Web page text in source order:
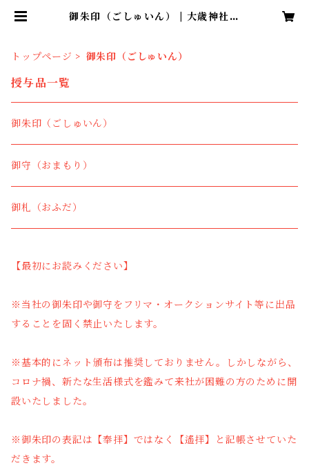
御朱印（ごしゅいん） | 大歳神社
トップページ 御朱印（ごしゅいん）
授与品一覧
御朱印（ごしゅいん）
御守（おまもり）
御札（おふだ）
【最初にお読みください】
※当社の御朱印や御守をフリマ・オークションサイト等に出品
することを固く禁止いたします。
※基本的にネット頒布は推奨しておりません。しかしながら、
コロナ禍、新たな生活様式を鑑みて来社が困難の方のために開
設いたしました。
※御朱印の表記は【奉拝】ではなく【遙拝】と記帳させていた
だきます。